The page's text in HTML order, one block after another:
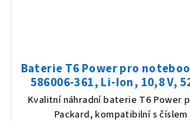
Baterie T6 Power pro
586006-361, Li-Ion, 10,8 V,
černá
Kvalitní náhradní baterie T6 Power
Packard, kompatibilní s číslem